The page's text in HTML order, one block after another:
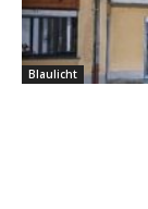
Blaulicht